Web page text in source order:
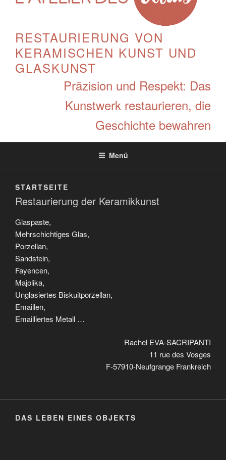
RESTAURIERUNG VON
KERAMISCHEN KUNST UND
GLASKUNST
Präzision und Respekt: Das
Kunstwerk restaurieren, die
Geschichte bewahren
Menü
STARTSEITE
Restaurierung der Keramikkunst
Glaspaste,
Mehrschichtiges Glas,
Porzellan,
Sandstein,
Fayencen,
Majolika,
Unglasiertes Biskuitporzellan,
Emaillen,
Emailliertes Metall …
Rachel EVA-SACRIPANTI
11 rue des Vosges
F-57910-Neufgrange Frankreich
DAS LEBEN EINES OBJEKTS